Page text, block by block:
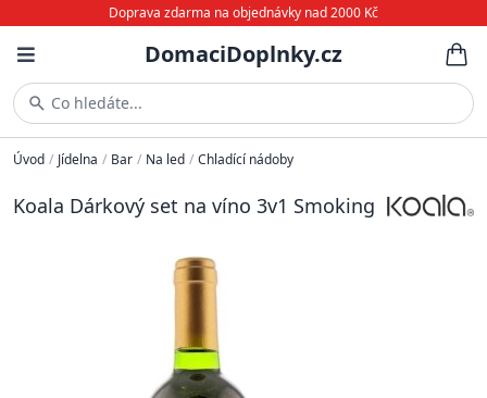
Doprava zdarma na objednávky nad 2000 Kč
DomaciDoplnky.cz
Co hledáte...
Úvod / Jídelna / Bar / Na led / Chladící nádoby
Koala Dárkový set na víno 3v1 Smoking